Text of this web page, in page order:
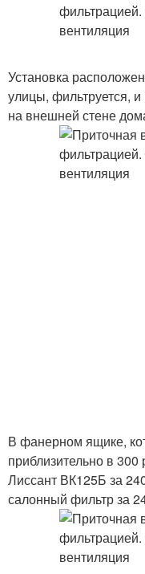
Установка
улицы, фильтруется,
на внешней стене
В фанерном ящике,
приблизительно в 300
Лиссант ВК125Б за
салонный фильтр за